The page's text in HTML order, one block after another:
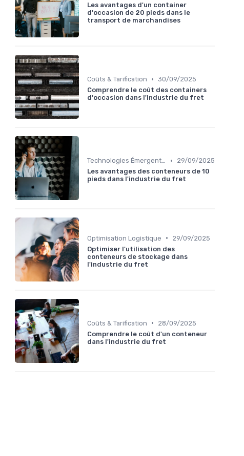
Les avantages d'un container
d'occasion de 20 pieds dans le
transport de marchandises
Coûts & Tarification • 30/09/2025
Comprendre le coût des containers
d'occasion dans l'industrie du fret
Technologies Émergentes •
29/09/2025
Les avantages des conteneurs de 10
pieds dans l'industrie du fret
Optimisation Logistique •
29/09/2025
Optimiser l'utilisation des
conteneurs de stockage dans
l'industrie du fret
Coûts & Tarification •
28/09/2025
Comprendre le coût d'un conteneur
dans l'industrie du fret